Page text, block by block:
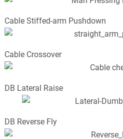
Cable Stiffed-arm Pushdown
Cable Crossover
DB Lateral Raise
DB Reverse Fly